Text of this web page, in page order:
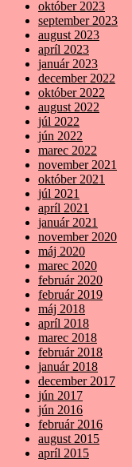
október 2023
september 2023
august 2023
apríl 2023
január 2023
december 2022
október 2022
august 2022
júl 2022
jún 2022
marec 2022
november 2021
október 2021
júl 2021
apríl 2021
január 2021
november 2020
máj 2020
marec 2020
február 2020
február 2019
máj 2018
apríl 2018
marec 2018
február 2018
január 2018
december 2017
jún 2017
jún 2016
február 2016
august 2015
apríl 2015